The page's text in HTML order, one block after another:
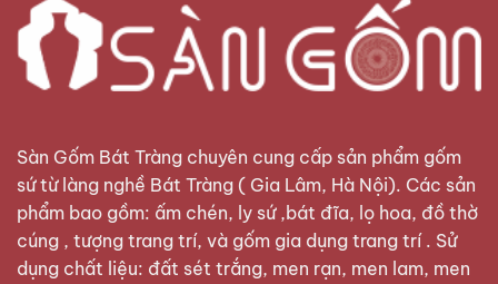
Sàn Gốm Bát Tràng chuyên cung cấp sản phẩm gốm
sứ từ làng nghề Bát Tràng ( Gia Lâm, Hà Nội). Các sản
phẩm bao gồm: ấm chén, ly sứ ,bát đĩa, lọ hoa, đồ thờ
cúng , tượng trang trí, và gốm gia dụng trang trí . Sử
dụng chất liệu: đất sét trắng, men rạn, men lam, men